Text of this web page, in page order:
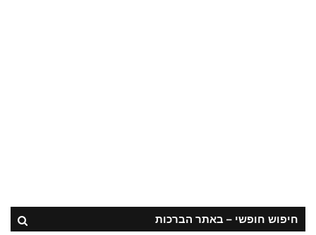
חיפוש חופשי – באתר הברכות